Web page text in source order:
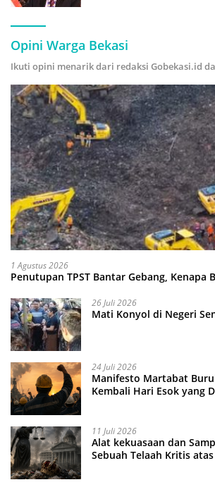
Opini Warga Bekasi
Ikuti opini menarik dari redaksi Gobekasi.id
1 Agustus 2026
Penutupan TPST Bantar Gebang, Kenapa
26 Juli 2026
Mati Konyol di Negeri
24 Juli 2026
Manifesto Martabat
Kembali Hari Esok yang
11 Juli 2026
Alat kekuasaan dan
Sebuah Telaah Kritis